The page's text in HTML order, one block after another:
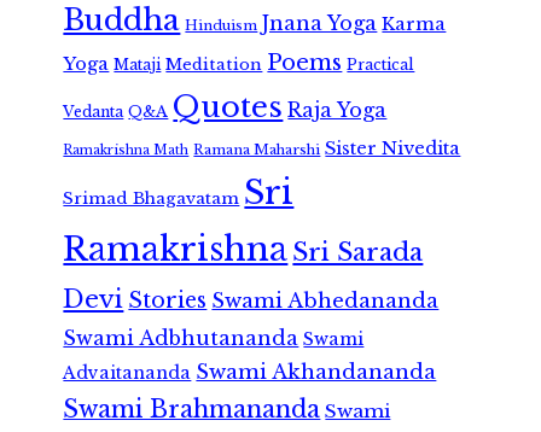
Buddha Hinduism Jnana Yoga Karma
Yoga Mataji Meditation Poems Practical
Vedanta Q&A Quotes Raja Yoga
Ramakrishna Math Ramana Maharshi Sister Nivedita
Srimad Bhagavatam Sri
RamakrishnaSri Sarada
Devi Stories Swami Abhedananda
Swami Adbhutananda Swami
Advaitananda Swami Akhandananda
Swami Brahmananda Swami